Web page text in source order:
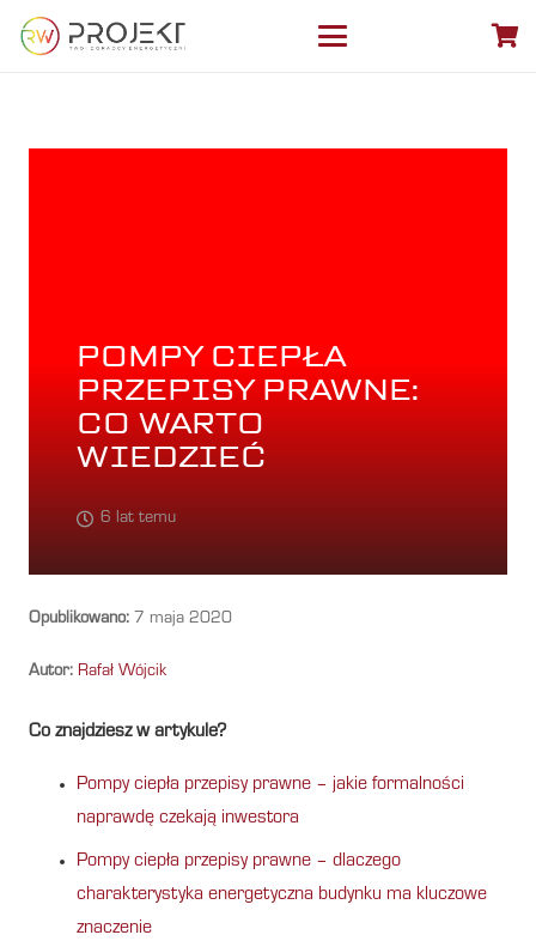
POMPY CIEPŁA
PRZEPISY PRAWNE:
CO WARTO
WIEDZIEĆ
6 lat temu
Opublikowano: 7 maja 2020
Autor: Rafał Wójcik
Co znajdziesz w artykule?
Pompy ciepła przepisy prawne – jakie formalności
naprawdę czekają inwestora
Pompy ciepła przepisy prawne – dlaczego
charakterystyka energetyczna budynku ma kluczowe
znaczenie